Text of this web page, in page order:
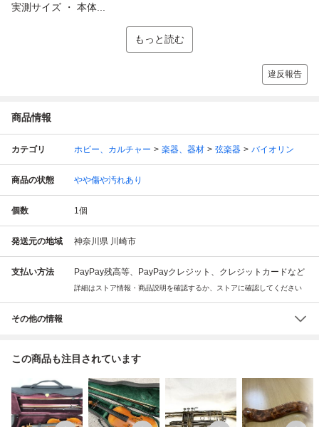
実測サイズ ・ 本体...
もっと読む
違反報告
商品情報
カテゴリ ホビー、カルチャー 楽器、器材 弦楽器 バイオリン
商品の状態 やや傷や汚れあり
個数 1個
発送元の地域 神奈川県 川崎市
支払い方法 PayPay残高等、PayPayクレジット、クレジットカードなど
詳細はストア情報・商品説明を確認するか、ストアに確認してください
その他の情報
この商品も注目されています